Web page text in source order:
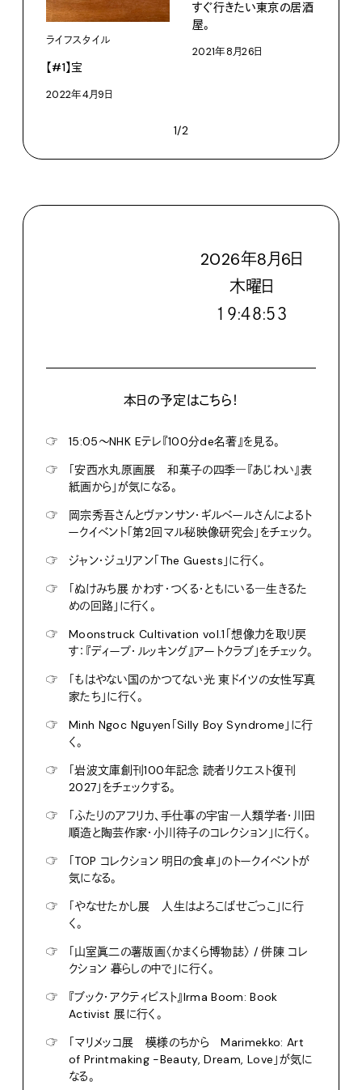
ライフスタイル
【#1】宝
2022年4月9日
すぐ行きたい東京の居酒
屋。
2021年8月26日
1/2
2026年8月6日
木曜日
１９:４８:５５
本日の予定はこちら！
☞
15:05〜NHK Eテレ『100分de名著』を見る。
☞
「安西水丸原画展 和菓子の四季―『あじわい』表
紙画から」が気になる。
☞
岡宗秀吾さんとヴァンサン・ギルベールさんによるト
ークイベント「第2回マル秘映像研究会」をチェック。
☞
ジャン・ジュリアン「The Guests」に行く。
☞
「ぬけみち展 かわす・つくる・ともにいる―生きるた
めの回路」に行く。
☞
Moonstruck Cultivation vol.1「想像力を取り戻
す：『ディープ・ルッキング』アートクラブ」をチェック。
☞
「もはやない国のかつてない光 東ドイツの女性写真
家たち」に行く。
☞
Minh Ngoc Nguyen「Silly Boy Syndrome」に行
く。
☞
「岩波文庫創刊100年記念 読者リクエスト復刊
2027」をチェックする。
☞
「ふたりのアフリカ、手仕事の宇宙―人類学者・川田
順造と陶芸作家・小川待子のコレクション」に行く。
☞
「TOP コレクション 明日の食卓」のトークイベントが
気になる。
☞
「やなせたかし展 人生はよろこばせごっこ」に行
く。
☞
「山室眞二の薯版画〈かまくら博物誌〉 / 併陳 コレ
クション 暮らしの中で」に行く。
☞
『ブック・アクティビスト』Irma Boom: Book
Activist 展に行く。
☞
「マリメッコ展 模様のちから Marimekko: Art
of Printmaking -Beauty, Dream, Love」が気に
なる。